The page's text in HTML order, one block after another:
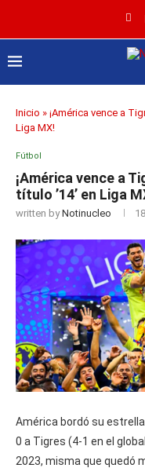
Inicio » ¡América vence a
Liga MX!
Fútbol
¡América vence a
título ’14’ en Liga
written byNotinucleo
América bordó su
0 a Tigres (4-1 en el
2023, misma que quedó